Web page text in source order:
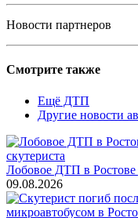
Новости партнеров
Смотрите также
Ещё ДТП
Другие новости
Лобовое ДТП в Ростове
09.08.2026